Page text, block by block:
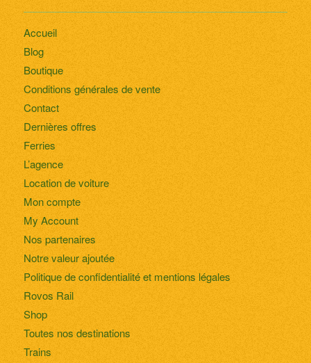
Accueil
Blog
Boutique
Conditions générales de vente
Contact
Dernières offres
Ferries
L’agence
Location de voiture
Mon compte
My Account
Nos partenaires
Notre valeur ajoutée
Politique de confidentialité et mentions légales
Rovos Rail
Shop
Toutes nos destinations
Trains